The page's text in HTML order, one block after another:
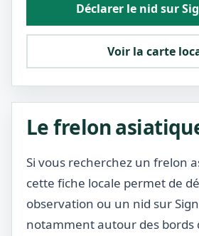
Déclarer le nid sur
Voir la carte
Le frelon
Si vous recherchez un frelon
cette fiche locale permet de
observation ou un nid sur
notamment autour des bords